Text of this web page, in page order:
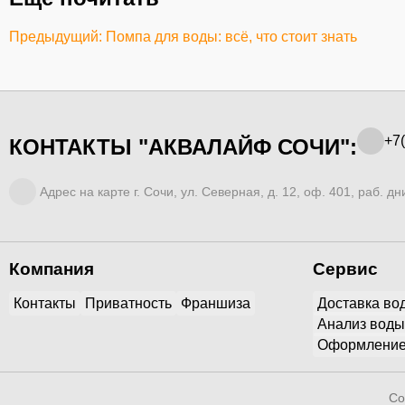
Предыдущий: Помпа для воды: всё, что стоит знать
КОНТАКТЫ "АКВАЛАЙФ СОЧИ":
Адрес на карте г. Сочи, ул. Северная, д. 12, оф. 401, раб.
Компания
Контакты Приватность Франшиза
Сервис
Доставка
Анализ
Оформление